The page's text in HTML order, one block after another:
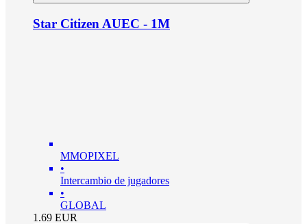
Star Citizen AUEC - 1M
MMOPIXEL
•
Intercambio de jugadores
•
GLOBAL
1.69 EUR